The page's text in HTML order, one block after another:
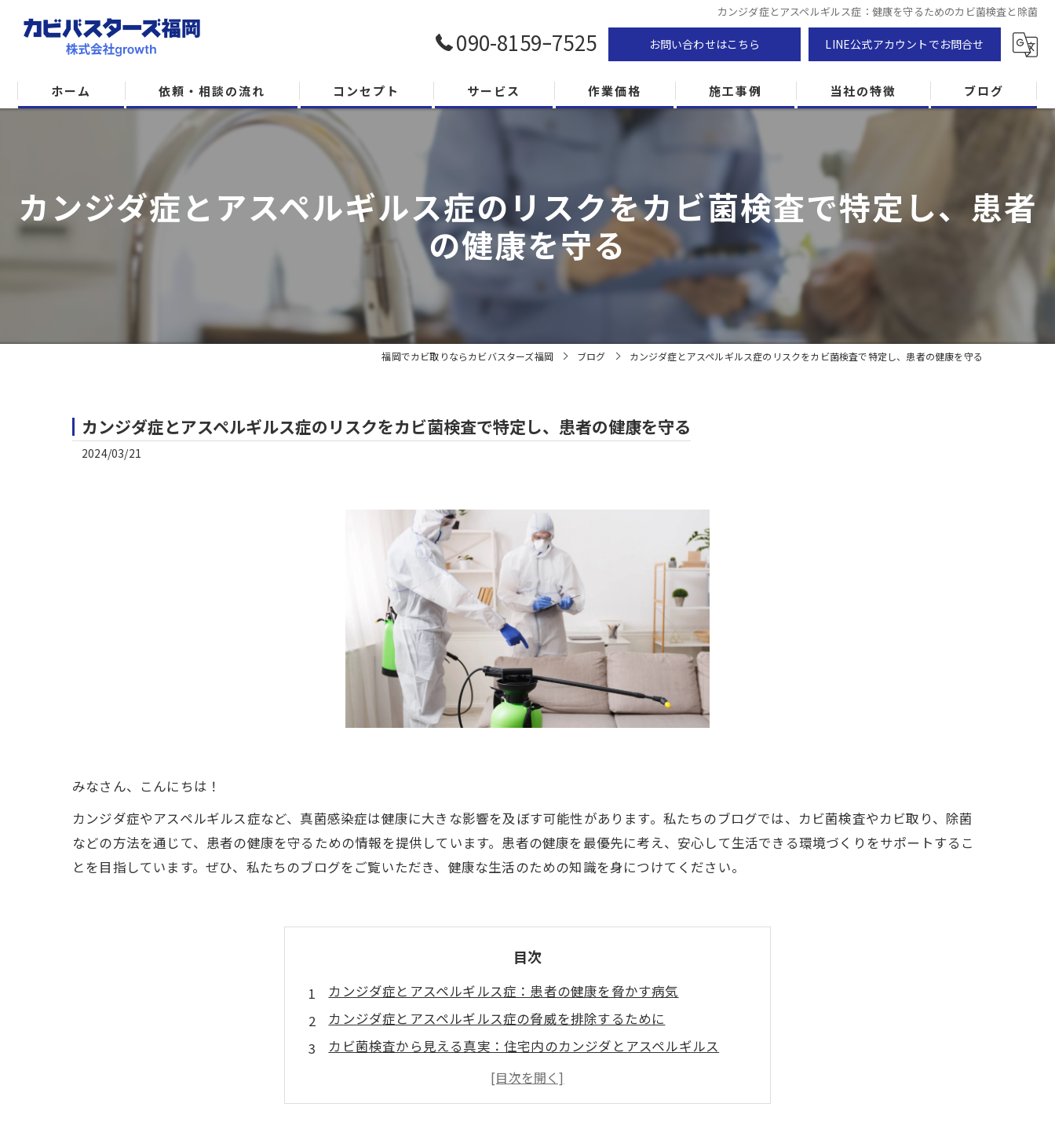
カンジダ症とアスペルギルス症：健康を守るためのカビ菌検査と除菌
090-8159ｰ7525 お問い合わせはこちら LINE公式アカウントでお問合せ
ホーム 依頼・相談の流れ コンセプト サービス 作業価格 施工事例 当社の特徴
防カビ
カビ専門
ZEH住宅
カビ検査
ブログ
カンジダ症とアスペルギルス症のリスクをカビ菌検査で特定し、患者
の健康を守る
福岡でカビ取りならカビバスターズ福岡 ブログ カンジダ症とアスペルギルス症のリスクをカビ菌検査で特定し、患者の健康を守る
カンジダ症とアスペルギルス症のリスクをカビ菌検査で特定し、患者の健康を守る
2024/03/21
みなさん、こんにちは！
カンジダ症やアスペルギルス症など、真菌感染症は健康に大きな影響を及ぼす可能性があります。私たちのブログでは、カビ菌検査やカビ取り、除菌
などの方法を通じて、患者の健康を守るための情報を提供しています。患者の健康を最優先に考え、安心して生活できる環境づくりをサポートするこ
とを目指しています。ぜひ、私たちのブログをご覧いただき、健康な生活のための知識を身につけてください。
目次
カンジダ症とアスペルギルス症：患者の健康を脅かす病気
カンジダ症とアスペルギルス症の脅威を排除するために
カビ菌検査から見える真実：住宅内のカンジダとアスペルギルス
健康な住環境のためのカビ菌検査と除菌：カビバスターズ福岡の提案